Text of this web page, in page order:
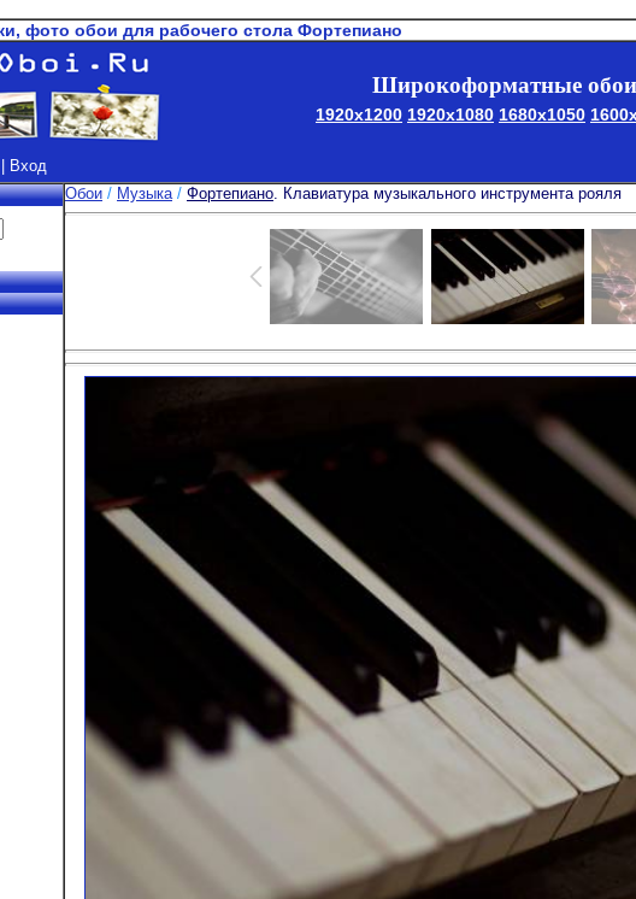
фото обои для рабочего стола Фортепиано
Широкоформатные
1920x1200 1920x1080 1680x1050
| Вход
Обои / Музыка/ Фортепиано. Клавиатура музыкального инструмента рояля